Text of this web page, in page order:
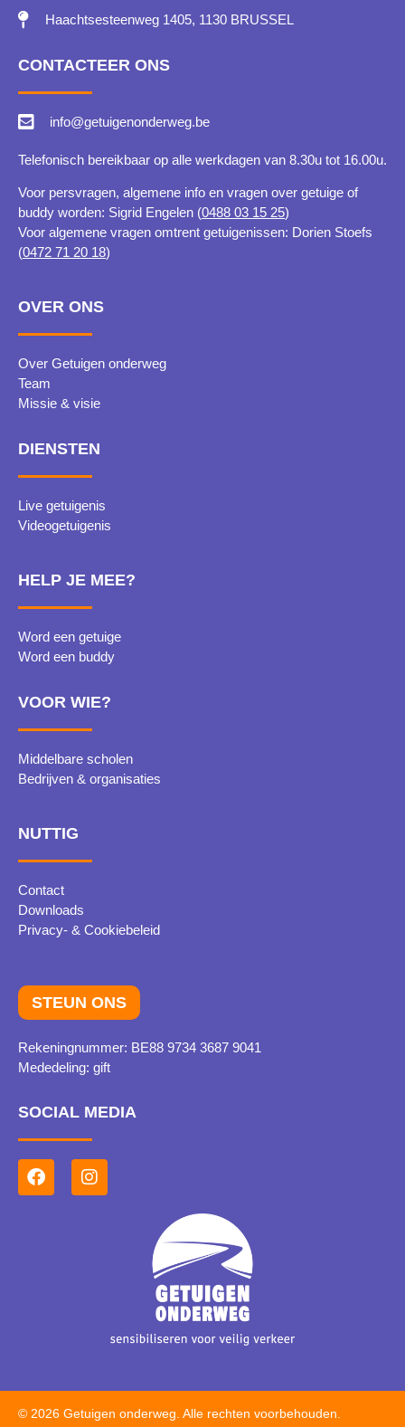
Haachtsesteenweg 1405, 1130 BRUSSEL
CONTACTEER ONS
info@getuigenonderweg.be
Telefonisch bereikbaar op alle werkdagen van 8.30u tot 16.00u.
Voor persvragen, algemene info en vragen over getuige of
buddy worden: Sigrid Engelen (0488 03 15 25)
Voor algemene vragen omtrent getuigenissen: Dorien Stoefs
(0472 71 20 18)
OVER ONS
Over Getuigen onderweg
Team
Missie & visie
DIENSTEN
Live getuigenis
Videogetuigenis
HELP JE MEE?
Word een getuige
Word een buddy
VOOR WIE?
Middelbare scholen
Bedrijven & organisaties
NUTTIG
Contact
Downloads
Privacy- & Cookiebeleid
STEUN ONS
Rekeningnummer: BE88 9734 3687 9041
Mededeling: gift
SOCIAL MEDIA
© 2026 Getuigen onderweg. Alle rechten voorbehouden.